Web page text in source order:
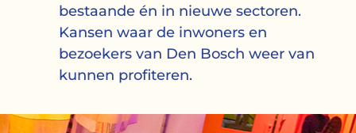
bestaande én in nieuwe sectoren.
Kansen waar de inwoners en
bezoekers van Den Bosch weer van
kunnen profiteren.